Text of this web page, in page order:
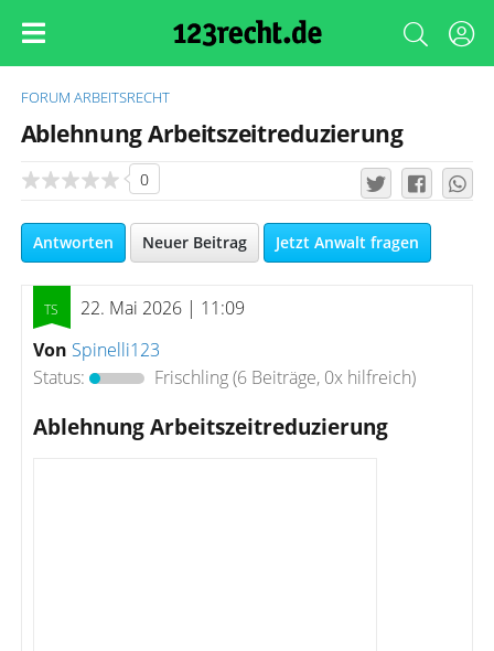
FORUM ARBEITSRECHT
Ablehnung Arbeitszeitreduzierung
0
Antworten Neuer Beitrag Jetzt Anwalt fragen
22. Mai 2026 | 11:09
Von Spinelli123
Status:
Frischling(6 Beiträge, 0x hilfreich)
Ablehnung Arbeitszeitreduzierung